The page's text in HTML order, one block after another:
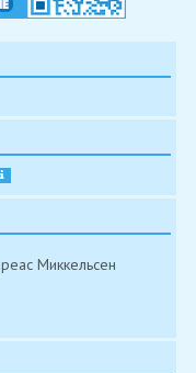
Миккельсен